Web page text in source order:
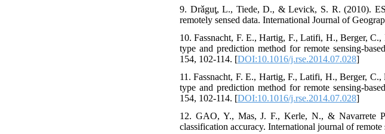
9. Drǎguţ, L., Tiede, D., & Levick, S. R. (2010).
remotely sensed data. International Journal of
10. Fassnacht, F. E., Hartig, F., Latifi, H., Berger,
type and prediction method for remote sensing-
154, 102-114. [DOI:10.1016/j.rse.2014.07.028]
11. Fassnacht, F. E., Hartig, F., Latifi, H., Berger,
type and prediction method for remote sensing-
154, 102-114. [DOI:10.1016/j.rse.2014.07.028]
12. GAO, Y., Mas, J. F., Kerle, N., & Navarrete
classification accuracy. International journal of